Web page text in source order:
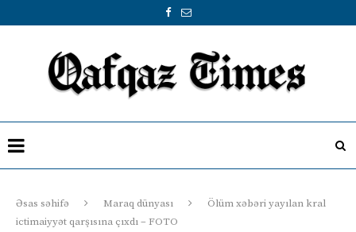
Əsas səhifə Maraq dünyası
Ölüm xəbəri yayılan kral
ictimaiyyət qarşısına çıxdı – FOTO